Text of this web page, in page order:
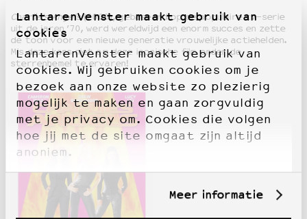
LantarenVenster maakt gebruik van
cookies
LantarenVenster maakt gebruik van
cookies. Wij gebruiken cookies om je
bezoek aan onze website zo plezierig
mogelijk te maken en gaan zorgvuldig
met je privacy om. Cookies die volgen
hoe jij met de site omgaat zijn altijd
anoniem.
Meer informatie
Charlie’s Angels(2000), gebaseerd op de populaire tv-serie
uit de jaren ’70, werd wereldwijd een enorm succes en zette
de toon voor een nieuwe generatie vrouwelijke actiehelden.
Mis deze kans niet om deze iconische film onder de
sterrenhemel te ervaren!